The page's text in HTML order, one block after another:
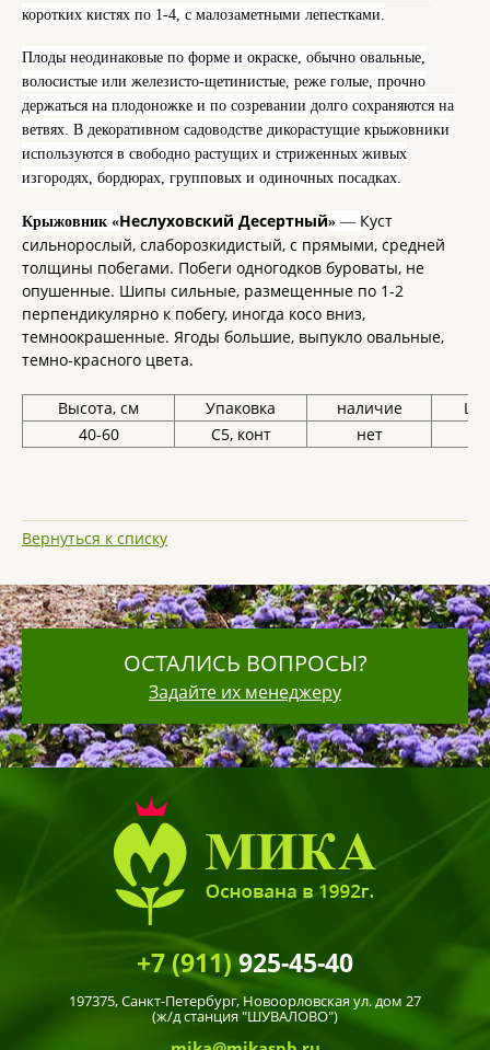
коротких кистях по 1-4, с малозаметными лепестками.
Плоды неодинаковые по форме и окраске, обычно овальные,
волосистые или железисто-щетинистые, реже голые, прочно
держаться на плодоножке и по созревании долго сохраняются на
ветвях. В декоративном садоводстве дикорастущие крыжовники
используются в свободно растущих и стриженных живых
изгородях, бордюрах, групповых и одиночных посадках.
Крыжовник «Неслуховский Десертный» — Куст
сильнорослый, слаборозкидистый, с прямыми, средней
толщины побегами. Побеги одногодков буроваты, не
опушенные. Шипы сильные, размещенные по 1-2
перпендикулярно к побегу, иногда косо вниз,
темноокрашенные. Ягоды большие, выпукло овальные,
темно-красного цвета.
Высота, см Упаковка наличие
40-60
С5, конт нет
Вернуться к списку
ОСТАЛИСЬ ВОПРОСЫ?
Задайте их менеджеру
+7 (911)925-45-40
197375,Санкт-Петербург, Новоорловская ул. дом 27
(ж/д станция "ШУВАЛОВО")